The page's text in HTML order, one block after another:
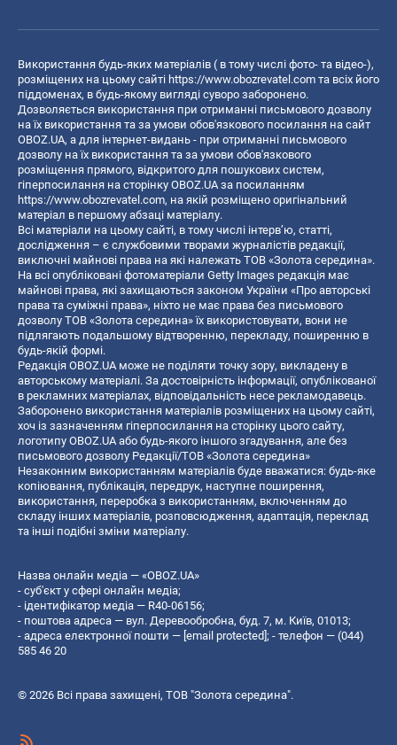
Використання будь-яких матеріалів ( в тому числі фото- та відео-),
розміщених на цьому сайті https://www.obozrevatel.com та всіх його
піддоменах, в будь-якому вигляді суворо заборонено.
Дозволяється використання при отриманні письмового дозволу
на їх використання та за умови обов'язкового посилання на сайт
OBOZ.UA, а для інтернет-видань - при отриманні письмового
дозволу на їх використання та за умови обов'язкового
розміщення прямого, відкритого для пошукових систем,
гіперпосилання на сторінку OBOZ.UA за посиланням
https://www.obozrevatel.com, на якій розміщено оригінальний
матеріал в першому абзаці матеріалу.
Всі матеріали на цьому сайті, в тому числі інтерв’ю, статті,
дослідження – є службовими творами журналістів редакції,
виключні майнові права на які належать ТОВ «Золота середина».
На всі опубліковані фотоматеріали Getty Images редакція має
майнові права, які захищаються законом України «Про авторські
права та суміжні права», ніхто не має права без письмового
дозволу ТОВ «Золота середина» їх використовувати, вони не
підлягають подальшому відтворенню, перекладу, поширенню в
будь-якій формі.
Редакція OBOZ.UA може не поділяти точку зору, викладену в
авторському матеріалі. За достовірність інформації, опублікованої
в рекламних матеріалах, відповідальність несе рекламодавець.
Заборонено використання матеріалів розміщених на цьому сайті,
хоч із зазначенням гіперпосилання на сторінку цього сайту,
логотипу OBOZ.UA або будь-якого іншого згадування, але без
письмового дозволу Редакції/ТОВ «Золота середина»
Незаконним використанням матеріалів буде вважатися: будь-яке
копiювання, публiкацiя, передрук, наступне поширення,
використання, переробка з використанням, включенням до
складу інших матеріалів, розповсюдження, адаптація, переклад
та інші подібні зміни матеріалу.
Назва онлайн медіа — «OBOZ.UA»
- суб'єкт у сфері онлайн медіа;
- ідентифікатор медіа — R40-06156;
- поштова адреса — вул. Деревообробна, буд. 7, м. Київ, 01013;
- адреса електронної пошти — [email protected] ; - телефон — (044)
585 46 20
© 2026 Всі права захищені, ТОВ "Золота середина".